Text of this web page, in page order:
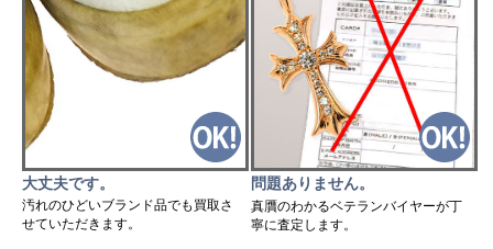
大丈夫です。
汚れのひどいブランド品でも買取さ
せていただきます。
問題ありません。
真贋のわかるベテランバイヤーが丁
寧に査定します。